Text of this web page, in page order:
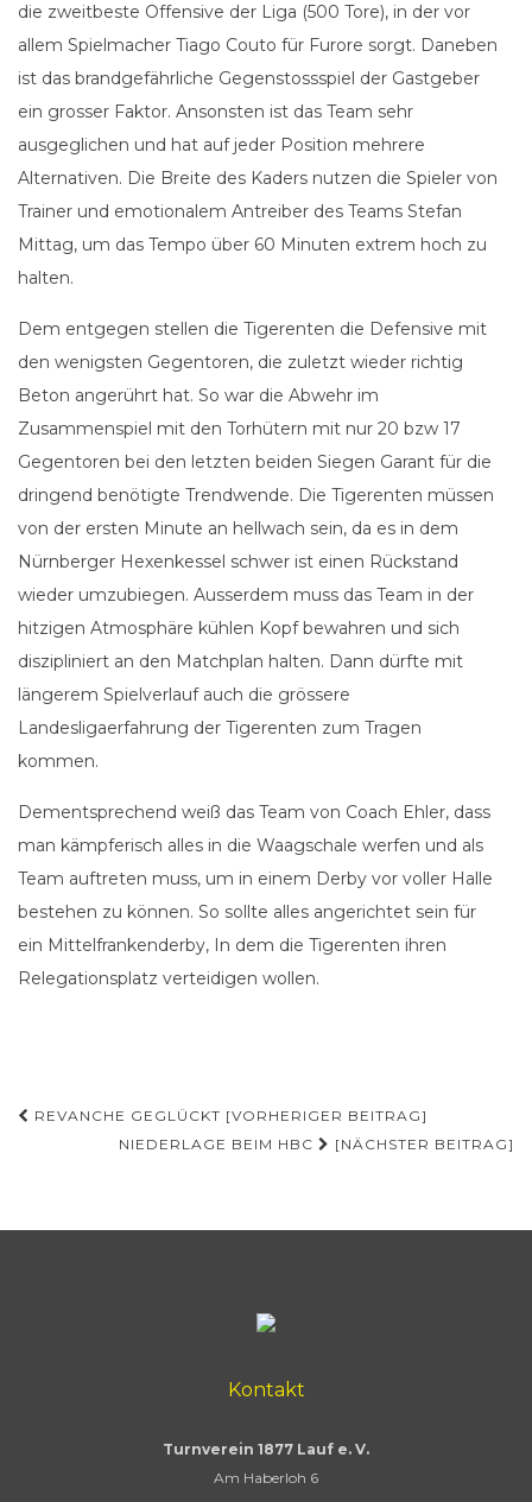
die zweitbeste Offensive der Liga (500 Tore), in der vor
allem Spielmacher Tiago Couto für Furore sorgt. Daneben
ist das brandgefährliche Gegenstossspiel der Gastgeber
ein grosser Faktor. Ansonsten ist das Team sehr
ausgeglichen und hat auf jeder Position mehrere
Alternativen. Die Breite des Kaders nutzen die Spieler von
Trainer und emotionalem Antreiber des Teams Stefan
Mittag, um das Tempo über 60 Minuten extrem hoch zu
halten.
Dem entgegen stellen die Tigerenten die Defensive mit
den wenigsten Gegentoren, die zuletzt wieder richtig
Beton angerührt hat. So war die Abwehr im
Zusammenspiel mit den Torhütern mit nur 20 bzw 17
Gegentoren bei den letzten beiden Siegen Garant für die
dringend benötigte Trendwende. Die Tigerenten müssen
von der ersten Minute an hellwach sein, da es in dem
Nürnberger Hexenkessel schwer ist einen Rückstand
wieder umzubiegen. Ausserdem muss das Team in der
hitzigen Atmosphäre kühlen Kopf bewahren und sich
diszipliniert an den Matchplan halten. Dann dürfte mit
längerem Spielverlauf auch die grössere
Landesligaerfahrung der Tigerenten zum Tragen
kommen.
Dementsprechend weiß das Team von Coach Ehler, dass
man kämpferisch alles in die Waagschale werfen und als
Team auftreten muss, um in einem Derby vor voller Halle
bestehen zu können. So sollte alles angerichtet sein für
ein Mittelfrankenderby, In dem die Tigerenten ihren
Relegationsplatz verteidigen wollen.
Beitragsnavigation
REVANCHE GEGLÜCKT [VORHERIGER BEITRAG]
NIEDERLAGE BEIM HBC
[NÄCHSTER BEITRAG]
Kontakt
Turnverein 1877 Lauf e. V.
Am Haberloh 6